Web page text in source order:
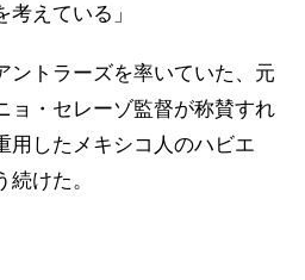
えている」
ントラーズを率いていた、元
ョ・セレーゾ監督が称賛すれ
用したメキシコ人のハビエ
けた。